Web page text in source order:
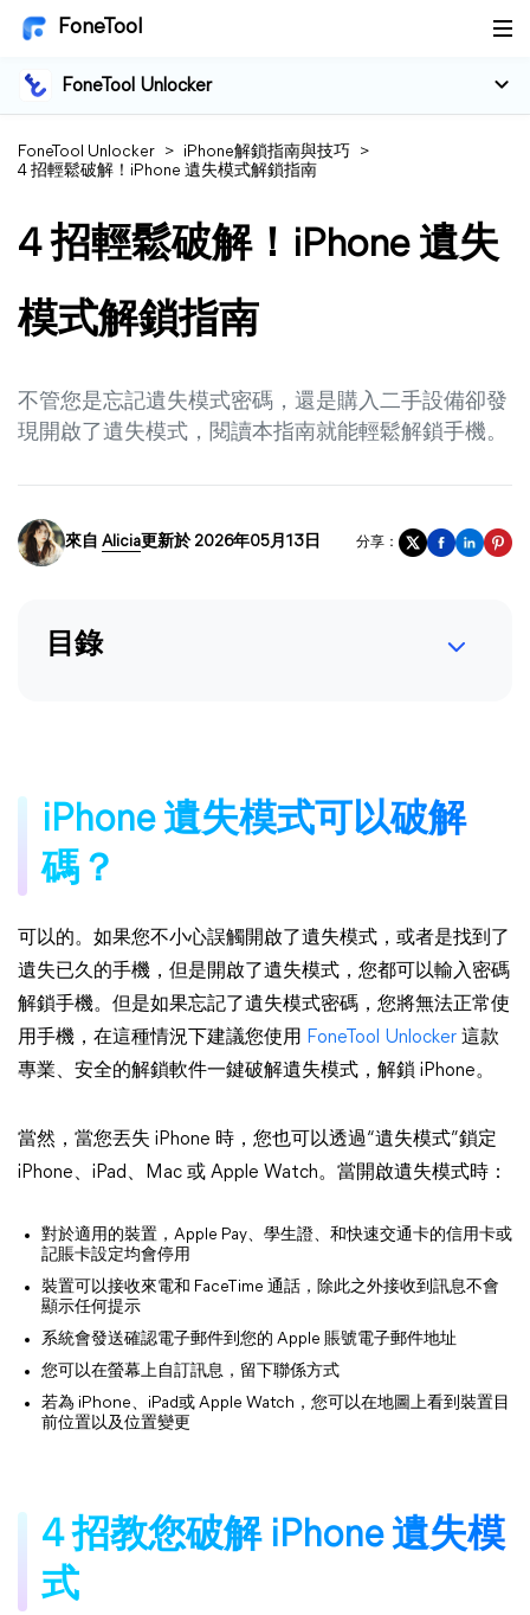
FoneTool
FoneTool Unlocker
FoneTool Unlocker > iPhone解鎖指南與技巧
>
4 招輕鬆破解！iPhone 遺失模式解鎖指南
4 招輕鬆破解！iPhone 遺失
模式解鎖指南
不管您是忘記遺失模式密碼，還是購入二手設備卻發
現開啟了遺失模式，閱讀本指南就能輕鬆解鎖手機。
來自 Alicia更新於 2026年05月13日 分享：
目錄
iPhone 遺失模式可以破解
碼？
可以的。如果您不小心誤觸開啟了遺失模式，或者是找到了
遺失已久的手機，但是開啟了遺失模式，您都可以輸入密碼
解鎖手機。但是如果忘記了遺失模式密碼，您將無法正常使
用手機，在這種情況下建議您使用
FoneTool Unlocker 這款
專業、安全的解鎖軟件一鍵破解遺失模式，解鎖 iPhone。
當然，當您丟失 iPhone 時，您也可以透過“遺失模式”鎖定
iPhone、iPad、Mac 或 Apple Watch。當開啟遺失模式時：
對於適用的裝置，Apple Pay、學生證、和快速交通卡的信用卡或
記賬卡設定均會停用
裝置可以接收來電和 FaceTime 通話，除此之外接收到訊息不會
顯示任何提示
系統會發送確認電子郵件到您的 Apple 賬號電子郵件地址
您可以在螢幕上自訂訊息，留下聯係方式
若為 iPhone、iPad或 Apple Watch，您可以在地圖上看到裝置目
前位置以及位置變更
4 招教您破解 iPhone 遺失模
式